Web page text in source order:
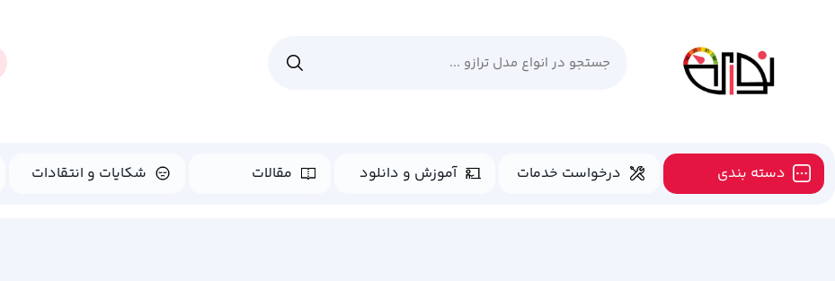
دسته بندی درخواست خدمات آموزش و دانلود مقالات شکایات و انتقادات